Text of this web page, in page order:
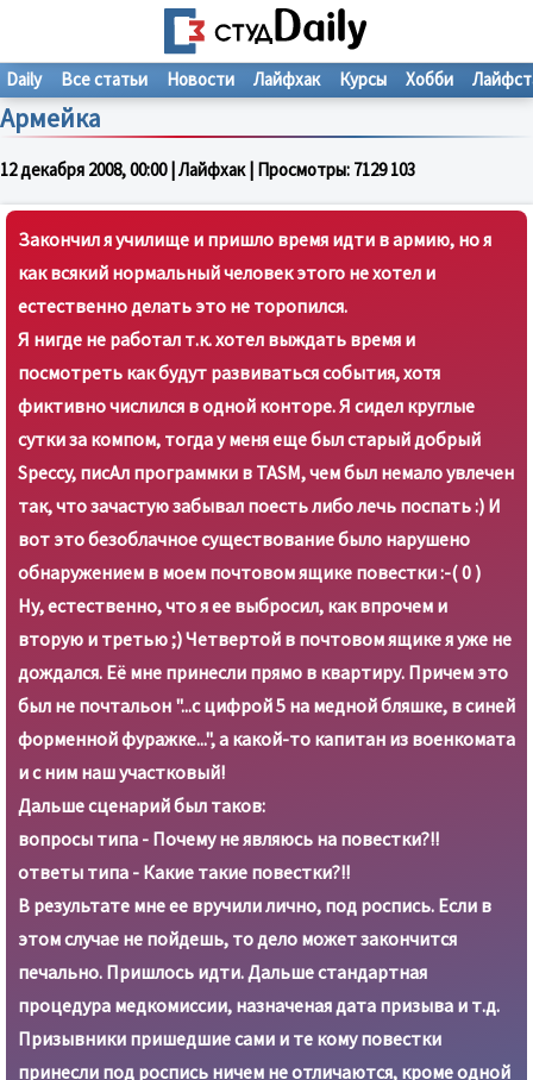
Армейка
12 декабря 2008, 00:00| Лайфхак | Просмотры: 7129 103
Daily Все статьи Новости Лайфхак Курсы Хобби
Закончил я училище и пришло время идти в армию, но я
как всякий нормальный человек этого не хотел и
естественно делать это не торопился.
Я нигде не работал т.к. хотел выждать время и
посмотреть как будут развиваться события, хотя
фиктивно числился в одной конторе. Я сидел круглые
сутки за компом, тогда у меня еще был старый добрый
Speccy, писАл программки в TASM, чем был немало увлечен
так, что зачастую забывал поесть либо лечь поспать :) И
вот это безоблачное существование было нарушено
обнаружением в моем почтовом ящике повестки :-( 0 )
Ну, естественно, что я ее выбросил, как впрочем и
вторую и третью ;) Четвертой в почтовом ящике я уже не
дождался. Её мне принесли прямо в квартиру. Причем это
был не почтальон "...с цифрой 5 на медной бляшке, в синей
форменной фуражке...", а какой-то капитан из военкомата
и с ним наш участковый!
Дальше сценарий был таков:
вопросы типа - Почему не являюсь на повестки?!!
ответы типа - Какие такие повестки?!!
В результате мне ее вручили лично, под роспись. Если в
этом случае не пойдешь, то дело может закончится
печально. Пришлось идти. Дальше стандартная
процедура медкомиссии, назначеная дата призыва и т.д.
Призывники пришедшие сами и те кому повестки
принесли под роспись ничем не отличаются, кроме одной